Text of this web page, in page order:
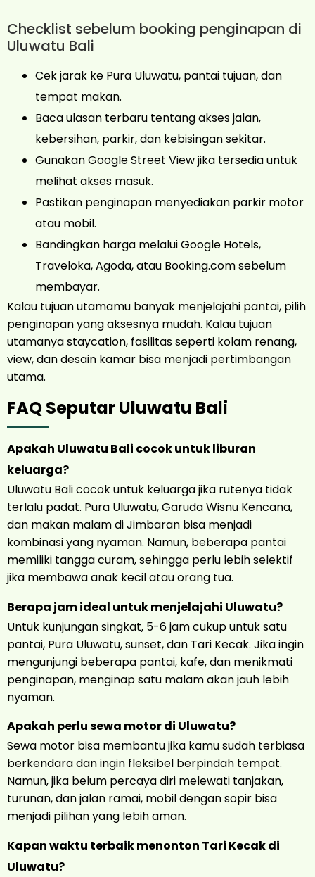
Checklist sebelum booking penginapan di
Uluwatu Bali
Cek jarak ke Pura Uluwatu, pantai tujuan, dan
tempat makan.
Baca ulasan terbaru tentang akses jalan,
kebersihan, parkir, dan kebisingan sekitar.
Gunakan Google Street View jika tersedia untuk
melihat akses masuk.
Pastikan penginapan menyediakan parkir motor
atau mobil.
Bandingkan harga melalui Google Hotels,
Traveloka, Agoda, atau Booking.com sebelum
membayar.
Kalau tujuan utamamu banyak menjelajahi pantai, pilih
penginapan yang aksesnya mudah. Kalau tujuan
utamanya staycation, fasilitas seperti kolam renang,
view, dan desain kamar bisa menjadi pertimbangan
utama.
FAQ Seputar Uluwatu Bali
Apakah Uluwatu Bali cocok untuk liburan
keluarga?
Uluwatu Bali cocok untuk keluarga jika rutenya tidak
terlalu padat. Pura Uluwatu, Garuda Wisnu Kencana,
dan makan malam di Jimbaran bisa menjadi
kombinasi yang nyaman. Namun, beberapa pantai
memiliki tangga curam, sehingga perlu lebih selektif
jika membawa anak kecil atau orang tua.
Berapa jam ideal untuk menjelajahi Uluwatu?
Untuk kunjungan singkat, 5-6 jam cukup untuk satu
pantai, Pura Uluwatu, sunset, dan Tari Kecak. Jika ingin
mengunjungi beberapa pantai, kafe, dan menikmati
penginapan, menginap satu malam akan jauh lebih
nyaman.
Apakah perlu sewa motor di Uluwatu?
Sewa motor bisa membantu jika kamu sudah terbiasa
berkendara dan ingin fleksibel berpindah tempat.
Namun, jika belum percaya diri melewati tanjakan,
turunan, dan jalan ramai, mobil dengan sopir bisa
menjadi pilihan yang lebih aman.
Kapan waktu terbaik menonton Tari Kecak di
Uluwatu?